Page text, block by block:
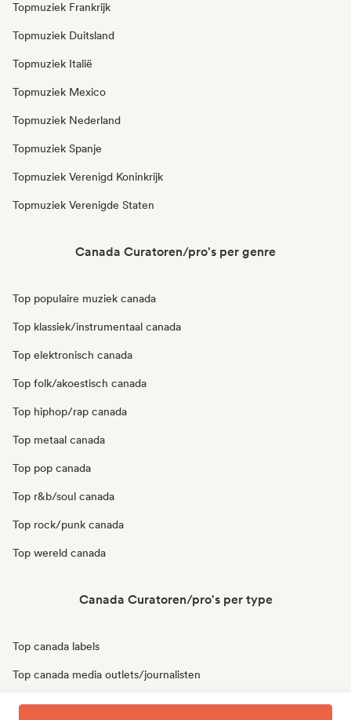
Topmuziek Frankrijk
Topmuziek Duitsland
Topmuziek Italië
Topmuziek Mexico
Topmuziek Nederland
Topmuziek Spanje
Topmuziek Verenigd Koninkrijk
Topmuziek Verenigde Staten
Canada Curatoren/pro's per genre
Top populaire muziek canada
Top klassiek/instrumentaal canada
Top elektronisch canada
Top folk/akoestisch canada
Top hiphop/rap canada
Top metaal canada
Top pop canada
Top r&b/soul canada
Top rock/punk canada
Top wereld canada
Canada Curatoren/pro's per type
Top canada labels
Top canada media outlets/journalisten
Top canada afspeellijst curators